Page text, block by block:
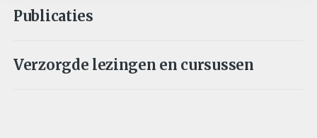
Publicaties
Verzorgde lezingen en cursussen